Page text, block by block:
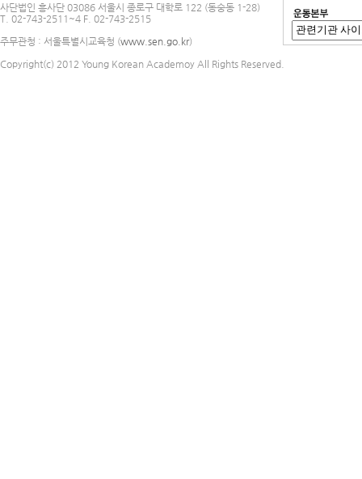
사단법인 흥사단 03086 서울시 종로구 대학로 122 (동숭동 1-28)
T. 02-743-2511~4 F. 02-743-2515
주무관청 : 서울특별시교육청 (www.sen.go.kr)
Copyright(c) 2012 Young Korean Academoy All Rights Reserved.